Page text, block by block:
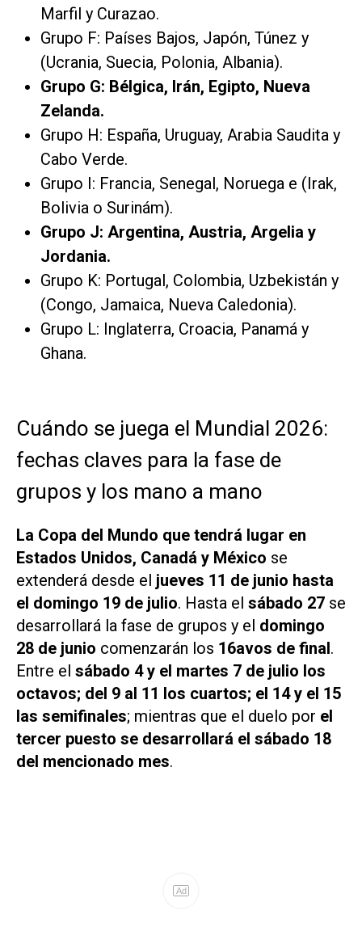
Marfil y Curazao.
Grupo F: Países Bajos, Japón, Túnez y
(Ucrania, Suecia, Polonia, Albania).
Grupo G: Bélgica, Irán, Egipto, Nueva
Zelanda.
Grupo H: España, Uruguay, Arabia Saudita y
Cabo Verde.
Grupo I: Francia, Senegal, Noruega e (Irak,
Bolivia o Surinám).
Grupo J: Argentina, Austria, Argelia y
Jordania.
Grupo K: Portugal, Colombia, Uzbekistán y
(Congo, Jamaica, Nueva Caledonia).
Grupo L: Inglaterra, Croacia, Panamá y
Ghana.
Cuándo se juega el Mundial 2026:
fechas claves para la fase de
grupos y los mano a mano
La Copa del Mundo que tendrá lugar en
Estados Unidos, Canadá y México se
extenderá desde el jueves 11 de junio hasta
el domingo 19 de julio. Hasta el sábado 27 se
desarrollará la fase de grupos y el domingo
28 de junio comenzarán los 16avos de final.
Entre el sábado 4 y el martes 7 de julio los
octavos; del 9 al 11 los cuartos; el 14 y el 15
las semifinales; mientras que el duelo por el
tercer puesto se desarrollará el sábado 18
del mencionado mes.
Ad